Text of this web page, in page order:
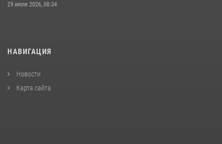
29 июля 2026, 08:34
НАВИГАЦИЯ
Новости
Карта сайта